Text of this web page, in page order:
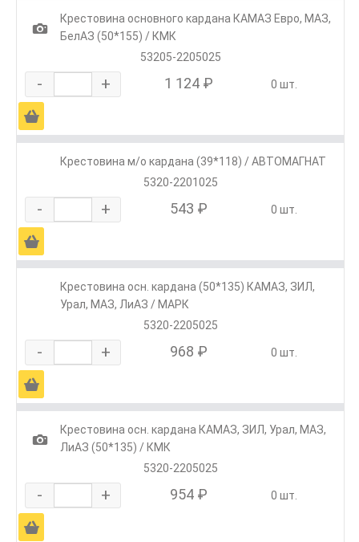
1
Крестовина основного кардана КАМАЗ Евро, МАЗ,
БелАЗ (50*155) / КМК
53205-2205025
- + 1 124 ₽ 0 шт.
Ä
Крестовина м/о кардана (39*118) / АВТОМАГНАТ
5320-2201025
- + 543 ₽ 0 шт.
Ä
Крестовина осн. кардана (50*135) КАМАЗ, ЗИЛ,
Урал, МАЗ, ЛиАЗ / МАРК
5320-2205025
- + 968 ₽ 0 шт.
Ä
1
Крестовина осн. кардана КАМАЗ, ЗИЛ, Урал, МАЗ,
ЛиАЗ (50*135) / КМК
5320-2205025
- + 954 ₽ 0 шт.
Ä